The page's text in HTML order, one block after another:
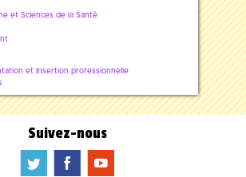
et Sciences de la Santé
et Insertion professionnelle
Suivez-nous
a b f